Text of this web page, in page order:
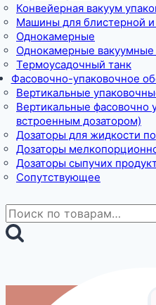
Конвейерная вакуум
Машины для блистерной и
Однокамерные
Однокамерные вакуумные
Термоусадочный танк
Фасовочно-упаковочное
Вертикальные
Вертикальные
встроенным дозатором)
Дозаторы для жидкости
Дозаторы
Дозаторы сыпучих
Сопутствующее
Искать: